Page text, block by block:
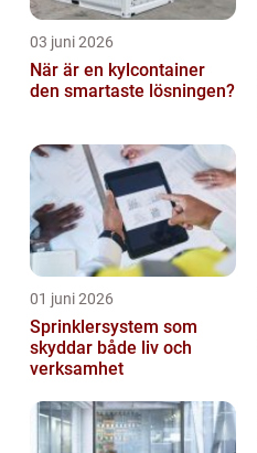
03 juni 2026
När är en kylcontainer
den smartaste lösningen?
01 juni 2026
Sprinklersystem som
skyddar både liv och
verksamhet